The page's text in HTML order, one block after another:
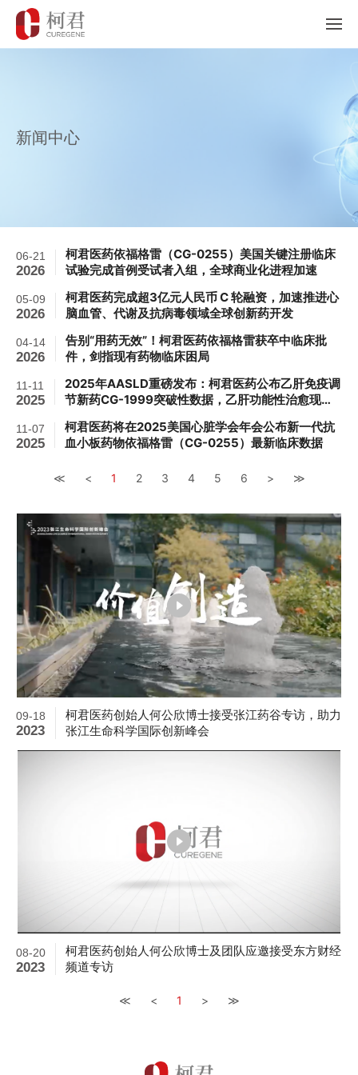
新闻中心
09-18
2023
柯君医药创始人何公欣博士接受张江药谷专访，助力
张江生命科学国际创新峰会
08-20
2023
柯君医药创始人何公欣博士及团队应邀接受东方财经
频道专访
≪ < 1 > ≫
06-21
2026
柯君医药依福格雷（CG-0255）美国关键注册临床
试验完成首例受试者入组，全球商业化进程加速
05-09
2026
柯君医药完成超3亿元人民币 C 轮融资，加速推进心
脑血管、代谢及抗病毒领域全球创新药开发
04-14
2026
告别“用药无效”！柯君医药依福格雷获卒中临床批
件，剑指现有药物临床困局
11-11
2025
2025年AASLD重磅发布：柯君医药公布乙肝免疫调
节新药CG-1999突破性数据，乙肝功能性治愈现曙
11-07
2025
柯君医药将在2025美国心脏学会年会公布新一代抗
血小板药物依福格雷（CG-0255）最新临床数据
≪ < 1 2 3 4 5 6 > ≫